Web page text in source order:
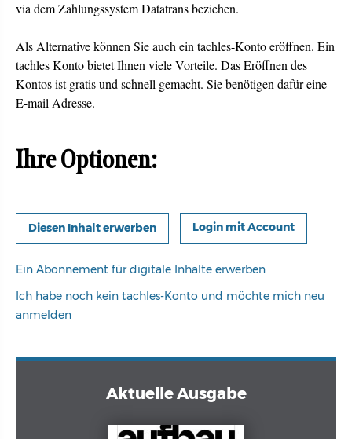
via dem Zahlungssystem Datatrans beziehen.
Als Alternative können Sie auch ein tachles-Konto eröffnen. Ein
tachles Konto bietet Ihnen viele Vorteile. Das Eröffnen des
Kontos ist gratis und schnell gemacht. Sie benötigen dafür eine
E-mail Adresse.
Ihre Optionen:
Login mit Account
Ein Abonnement für digitale Inhalte erwerben
Ich habe noch kein tachles-Konto und möchte mich neu
anmelden
Aktuelle Ausgabe